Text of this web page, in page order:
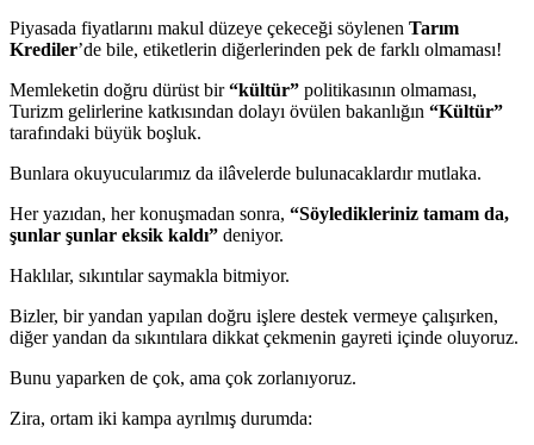
Piyasada fiyatlarını makul düzeye çekeceği söylenen Tarım
Krediler’de bile, etiketlerin diğerlerinden pek de farklı olmaması!
Memleketin doğru dürüst bir“kültür” politikasının olmaması,
Turizm gelirlerine katkısından dolayı övülen bakanlığın “Kültür”
tarafındaki büyük boşluk.
Bunlara okuyucularımız da ilâvelerde bulunacaklardır mutlaka.
Her yazıdan, her konuşmadan sonra, “Söyledikleriniz tamam da,
şunlar şunlar eksik kaldı” deniyor.
Haklılar, sıkıntılar saymakla bitmiyor.
Bizler, bir yandan yapılan doğru işlere destek vermeye çalışırken,
diğer yandan da sıkıntılara dikkat çekmenin gayreti içinde oluyoruz.
Bunu yaparken de çok, ama çok zorlanıyoruz.
Zira, ortam iki kampa ayrılmış durumda: